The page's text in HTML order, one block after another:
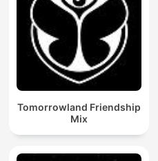
Tomorrowland Friendship
Mix